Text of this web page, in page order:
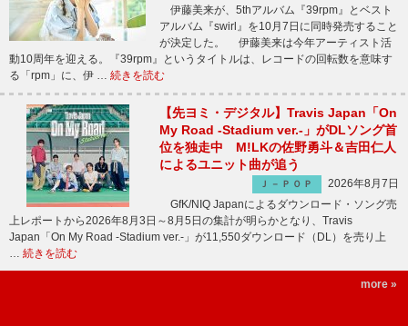
伊藤美来が、5thアルバム『39rpm』とベスト
アルバム『swirl』を10月7日に同時発売すること
が決定した。 伊藤美来は今年アーティスト活
動10周年を迎える。『39rpm』というタイトルは、レコードの回転数を意味す
る「rpm」に、伊 … 続きを読む
【先ヨミ・デジタル】Travis Japan「On
My Road -Stadium ver.-」がDLソング首
位を独走中 M!LKの佐野勇斗＆吉田仁人
によるユニット曲が追う
Ｊ－ＰＯＰ
2026年8月7日
GfK/NIQ Japanによるダウンロード・ソング売
上レポートから2026年8月3日～8月5日の集計が明らかとなり、Travis
Japan「On My Road -Stadium ver.-」が11,550ダウンロード（DL）を売り上
… 続きを読む
more »